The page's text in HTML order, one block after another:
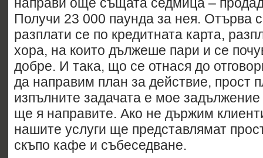
Получи 23 000 паунда за нея. Отърва
разплати се по кредитната карта,
хора, на които дължеше пари и се
добре. И така, що се отнася до
да направим план за действие, прост
изпълните задачата е мое
ще я направите. Ако не държим
нашите услуги ще представлямат
скъпо кафе и събеседване.